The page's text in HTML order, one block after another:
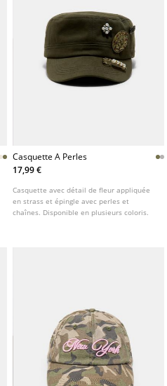
Casquette A Perles
17,99 €
Casquette avec détail de fleur appliquée
en strass et épingle avec perles et
chaînes. Disponible en plusieurs coloris.